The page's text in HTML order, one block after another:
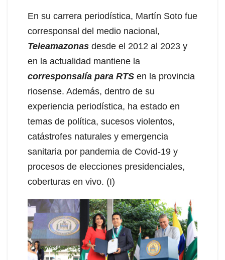
En su carrera periodística, Martín Soto fue
corresponsal del medio nacional,
Teleamazonas desde el 2012 al 2023 y
en la actualidad mantiene la
corresponsalía para RTS en la provincia
riosense. Además, dentro de su
experiencia periodística, ha estado en
temas de política, sucesos violentos,
catástrofes naturales y emergencia
sanitaria por pandemia de Covid-19 y
procesos de elecciones presidenciales,
coberturas en vivo. (I)